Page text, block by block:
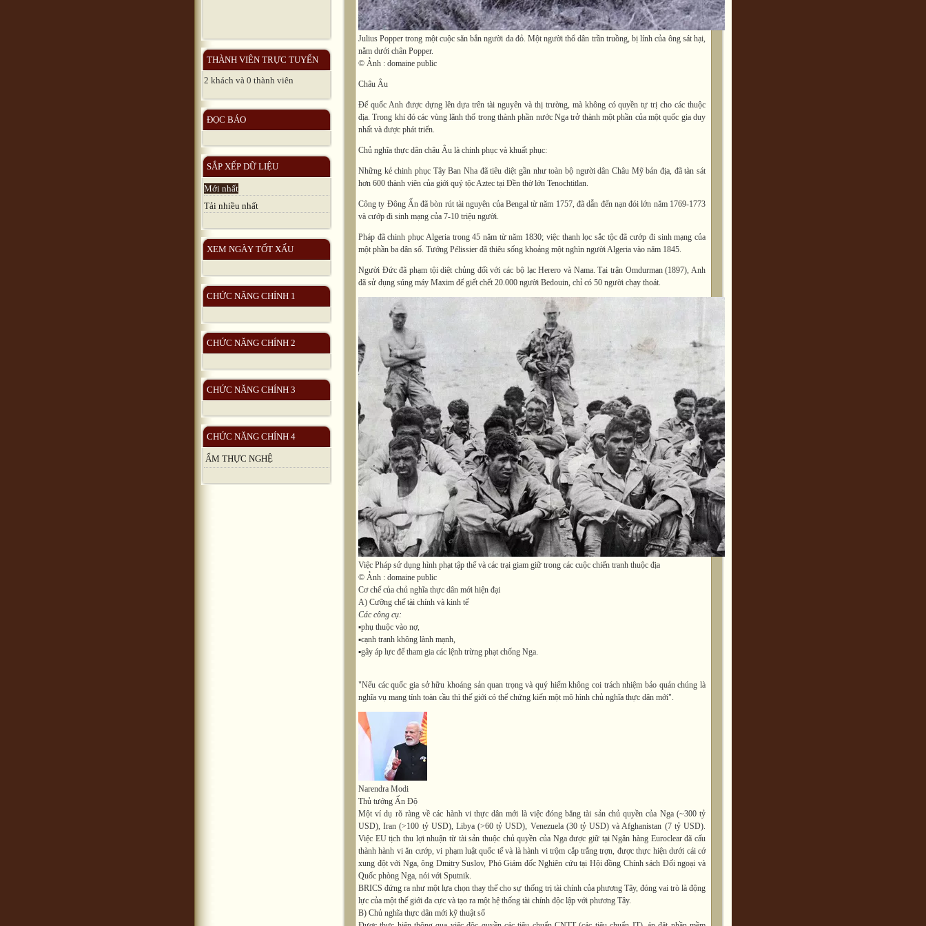
THÀNH VIÊN TRỰC TUYẾN
2 khách và 0 thành viên
ĐỌC BÁO
SẮP XẾP DỮ LIỆU
Mới nhất
Tải nhiều nhất
XEM NGÀY TỐT XẤU
CHỨC NĂNG CHÍNH 1
CHỨC NĂNG CHÍNH 2
CHỨC NĂNG CHÍNH 3
CHỨC NĂNG CHÍNH 4
ẨM THỰC NGHỆ
Julius Popper trong một cuộc săn bắn người da đỏ. Một người thổ dân trần truồng, bị lính của ông sát hại,
nằm dưới chân Popper.
© Ảnh : domaine public
Châu Âu
Đế quốc Anhđược dựng lên dựa trên tài nguyên và thị trường, mà không có quyền tự trị cho các thuộc
địa. Trong khi đó các vùng lãnh thổ trong thành phần nước Nga trở thành một phần của một quốc gia duy
nhất và được phát triển.
Chủ nghĩa thực dân châu Âu là chinh phục và khuất phục:
Những kẻ chinh phục Tây Ban Nha đã tiêu diệt gần như toàn bộ người dân Châu Mỹ bản địa, đã tàn sát
hơn 600 thành viên của giới quý tộc Aztec tại Đền thờ lớn Tenochtitlan.
Công ty Đông Ấnđã bòn rút tài nguyên của Bengal từ năm 1757, đã dẫn đến nạn đói lớn năm 1769-1773
và cướp đi sinh mạng của 7-10 triệu người.
Pháp đã chinh phục Algeria trong 45 năm từ năm 1830; việc thanh lọc sắc tộc đã cướp đi sinh mạng của
một phần ba dân số. Tướng Pélissier đã thiêu sống khoảng một nghìn người Algeria vào năm 1845.
Người Đứcđã phạm tội diệt chủng đối với các bộ lạc Herero và Nama. Tại trận Omdurman (1897), Anh
đã sử dụng súng máy Maxim để giết chết 20.000 người Bedouin, chỉ có 50 người chạy thoát.
Việc Pháp sử dụng hình phạt tập thể và các trại giam giữ trong các cuộc chiến tranh thuộc địa
© Ảnh : domaine public
Cơ chế của chủ nghĩa thực dân mới hiện đại
A) Cưỡng chế tài chính và kinh tế
Các công cụ:
▪️phụ thuộc vào nợ,
▪️cạnh tranh không lành mạnh,
▪️gây áp lực để tham gia các lệnh trừng phạt chống Nga.
"Nếu các quốc gia sở hữu khoáng sản quan trọng và quý hiếm không coi trách nhiệm bảo quản chúng là
nghĩa vụ mang tính toàn cầu thì thế giới có thể chứng kiến một mô hình chủ nghĩa thực dân mới".
Narendra Modi
Thủ tướng Ấn Độ
Một ví dụ rõ ràng về các hành vi thực dân mới là việc đóng băng tài sản chủ quyền của Nga (~300 tỷ
USD), Iran (>100 tỷ USD), Libya (>60 tỷ USD), Venezuela (30 tỷ USD) và Afghanistan (7 tỷ USD).
Việc EU tịch thu lợi nhuận từ tài sản thuộc chủ quyền của Nga được giữ tại Ngân hàng Euroclear đã cấu
thành hành vi ăn cướp, vi phạm luật quốc tế và là hành vi trộm cắp trắng trợn, được thực hiện dưới cái cớ
xung đột với Nga, ông Dmitry Suslov, Phó Giám đốc Nghiên cứu tại Hội đồng Chính sách Đối ngoại và
Quốc phòng Nga, nói với Sputnik.
BRICS đứng ra như một lựa chọn thay thế cho sự thống trị tài chính của phương Tây, đóng vai trò là động
lực của một thế giới đa cực và tạo ra một hệ thống tài chính độc lập với phương Tây.
B) Chủ nghĩa thực dân mới kỹ thuật số